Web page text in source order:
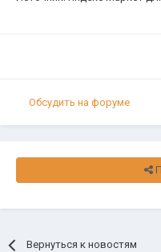
Обсудить на форуме
Вернуться к новостям